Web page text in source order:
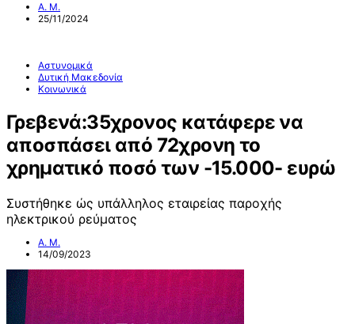
Α. Μ.
25/11/2024
Αστυνομικά
Δυτική Μακεδονία
Κοινωνικά
Γρεβενά:35χρονος κατάφερε να
αποσπάσει από 72χρονη το
χρηματικό ποσό των -15.000- ευρώ
Συστήθηκε ώς υπάλληλος εταιρείας παροχής
ηλεκτρικού ρεύματος
Α. Μ.
14/09/2023